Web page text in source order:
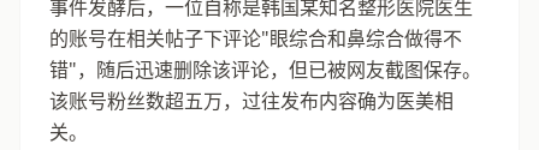
事件发酵后，一位自称是韩国某知名整形医院医生
的账号在相关帖子下评论"眼综合和鼻综合做得不
错"，随后迅速删除该评论，但已被网友截图保存。
该账号粉丝数超五万，过往发布内容确为医美相
关。